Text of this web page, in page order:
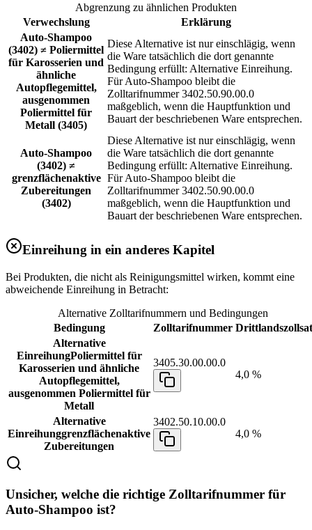
Abgrenzung zu ähnlichen Produkten
Verwechslung
Erklärung
Auto-Shampoo
(3402) ≠ Poliermittel
für Karosserien und
ähnliche
Autopflegemittel,
ausgenommen
Poliermittel für
Metall (3405)
Diese Alternative ist nur einschlägig, wenn
die Ware tatsächlich die dort genannte
Bedingung erfüllt: Alternative Einreihung.
Für Auto-Shampoo bleibt die
Zolltarifnummer 3402.50.90.00.0
maßgeblich, wenn die Hauptfunktion und
Bauart der beschriebenen Ware entsprechen.
Auto-Shampoo
(3402) ≠
grenzflächenaktive
Zubereitungen
(3402)
Diese Alternative ist nur einschlägig, wenn
die Ware tatsächlich die dort genannte
Bedingung erfüllt: Alternative Einreihung.
Für Auto-Shampoo bleibt die
Zolltarifnummer 3402.50.90.00.0
maßgeblich, wenn die Hauptfunktion und
Bauart der beschriebenen Ware entsprechen.
Einreihung in ein anderes Kapitel
Bei Produkten, die nicht als Reinigungsmittel wirken, kommt eine
abweichende Einreihung in Betracht:
Alternative Zolltarifnummern und Bedingungen
Bedingung
Zolltarifnummer
Alternative
EinreihungPoliermittel für
Karosserien und ähnliche
Autopflegemittel,
ausgenommen Poliermittel für
Metall
3405.30.00.00.0
4,0 %
Alternative
Einreihunggrenzflächenaktive
Zubereitungen
3402.50.10.00.0
4,0 %
Unsicher, welche die richtige Zolltarifnummer für
Auto-Shampoo ist?